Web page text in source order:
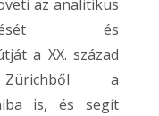
az analitikus
és
a XX. század
a
is, és segít